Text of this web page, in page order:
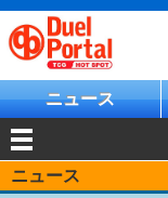
ニュース
ニュース